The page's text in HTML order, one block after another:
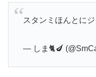
スタンミほんとに
— しま🐈🍆